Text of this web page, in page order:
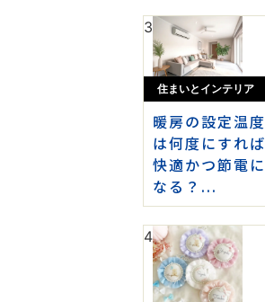
3
住まいとインテリア
暖房の設定温度
は何度にすれば
快適かつ節電に
なる？...
4